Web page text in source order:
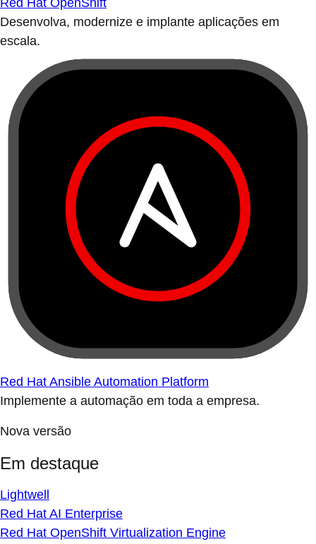
Red Hat OpenShift
Desenvolva, modernize e implante aplicações em
escala.
Red Hat Ansible Automation Platform
Implemente a automação em toda a empresa.
Nova versão
Em destaque
Lightwell
Red Hat AI Enterprise
Red Hat OpenShift Virtualization Engine